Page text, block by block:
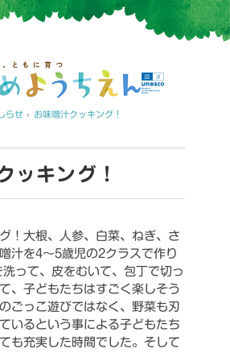
らせ › お味噌汁クッキング！
ッキング！
！大根、人参、白菜、ねぎ、さ
汁を4～5歳児の2クラスで作り
洗って、皮をむいて、包丁で切っ
、子どもたちはすごく楽しそう
ごっこ遊びではなく、野菜も刃
いるという事による子どもたち
も充実した時間でした。そして